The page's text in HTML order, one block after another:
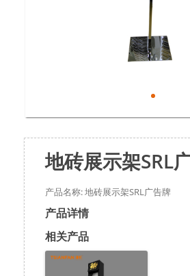
地砖展示架SRL
产品名称: 地砖展示架SRL广告牌
产品详情
相关产品